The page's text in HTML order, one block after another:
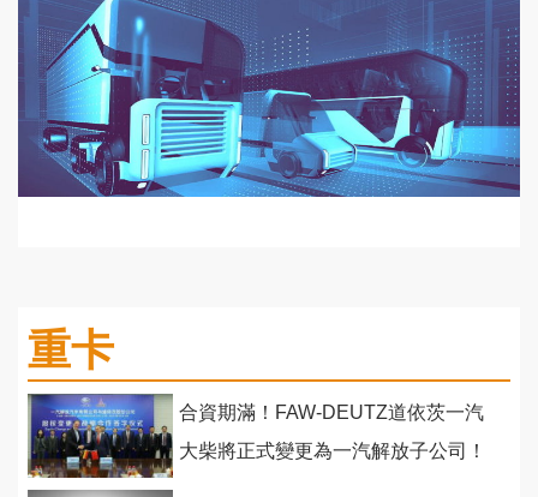
重卡
合資期滿！FAW-DEUTZ道依茨一汽
大柴將正式變更為一汽解放子公司！